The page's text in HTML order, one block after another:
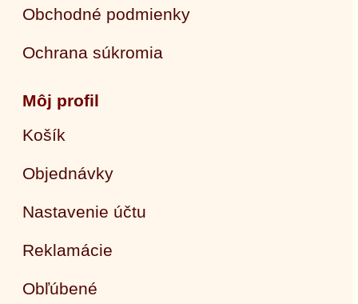
Obchodné podmienky
Ochrana súkromia
Môj profil
Košík
Objednávky
Nastavenie účtu
Reklamácie
Obľúbené